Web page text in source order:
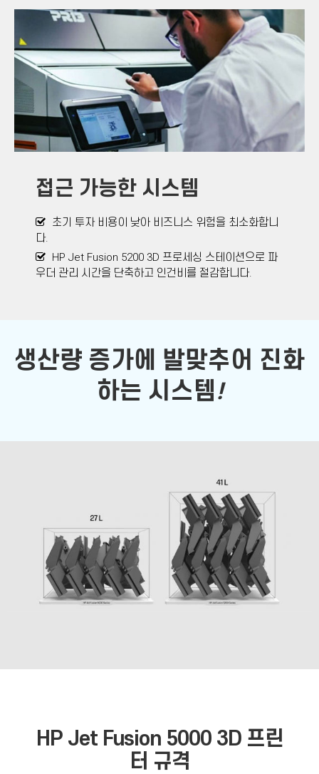
접근 가능한 시스템
초기 투자 비용이 낮아 비즈니스 위험을 최소화합니
다.
HP Jet Fusion 5200 3D 프로세싱 스테이션으로 파
우더 관리 시간을 단축하고 인건비를 절감합니다.
생산량 증가에 발맞추어 진화
하는 시스템!
HP Jet Fusion 5000 3D프린
터 규격